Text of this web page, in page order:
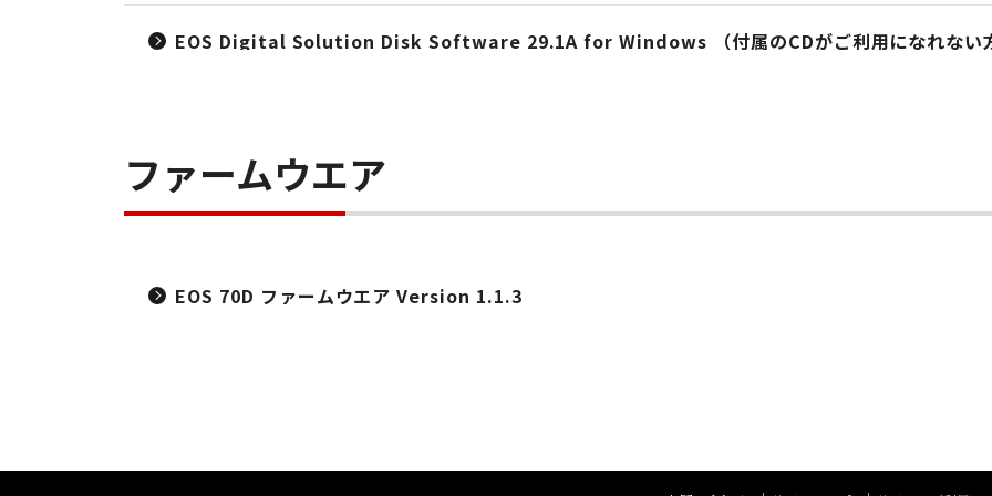
EOS Digital Solution Disk Software 29.1A for Windows （付属のCDがご利用になれない
ファームウエア
EOS 70D ファームウエア Version 1.1.3